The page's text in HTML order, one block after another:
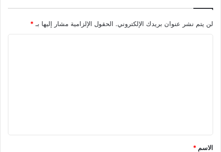
لن يتم نشر عنوان بريدك الإلكتروني. الحقول الإلزامية مشار إليها بـ *
*
الاسم *